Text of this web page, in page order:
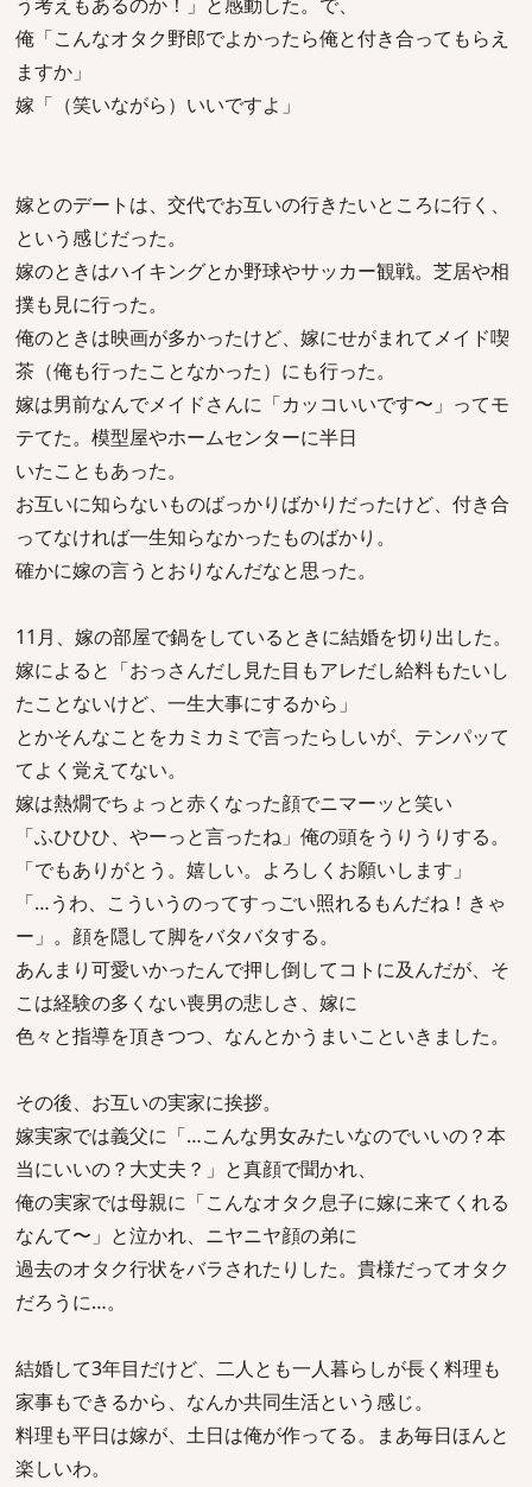
俺「こんなオタク野郎でよかったら俺と付き合ってもらえ
ますか」
嫁「（笑いながら）いいですよ」
嫁とのデートは、交代でお互いの行きたいところに行く、
という感じだった。
嫁のときはハイキングとか野球やサッカー観戦。芝居や相
撲も見に行った。
俺のときは映画が多かったけど、嫁にせがまれてメイド喫
茶（俺も行ったことなかった）にも行った。
嫁は男前なんでメイドさんに「カッコいいです〜」ってモ
テてた。模型屋やホームセンターに半日
いたこともあった。
お互いに知らないものばっかりばかりだったけど、付き合
ってなければ一生知らなかったものばかり。
確かに嫁の言うとおりなんだなと思った。
11月、嫁の部屋で鍋をしているときに結婚を切り出した。
嫁によると「おっさんだし見た目もアレだし給料もたいし
たことないけど、一生大事にするから」
とかそんなことをカミカミで言ったらしいが、テンパッて
てよく覚えてない。
嫁は熱燗でちょっと赤くなった顔でニマーッと笑い
「ふひひひ、やーっと言ったね」俺の頭をうりうりする。
「でもありがとう。嬉しい。よろしくお願いします」
「…うわ、こういうのってすっごい照れるもんだね！きゃ
ー」。顔を隠して脚をバタバタする。
あんまり可愛いかったんで押し倒してコトに及んだが、そ
こは経験の多くない喪男の悲しさ、嫁に
色々と指導を頂きつつ、なんとかうまいこといきました。
その後、お互いの実家に挨拶。
嫁実家では義父に「…こんな男女みたいなのでいいの？本
当にいいの？大丈夫？」と真顔で聞かれ、
俺の実家では母親に「こんなオタク息子に嫁に来てくれる
なんて〜」と泣かれ、ニヤニヤ顔の弟に
過去のオタク行状をバラされたりした。貴様だってオタク
だろうに…。
結婚して3年目だけど、二人とも一人暮らしが長く料理も
家事もできるから、なんか共同生活という感じ。
料理も平日は嫁が、土日は俺が作ってる。まあ毎日ほんと
楽しいわ。